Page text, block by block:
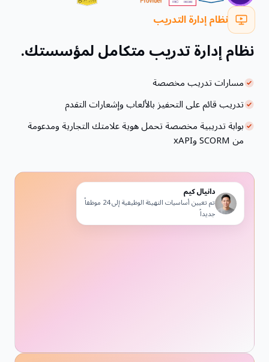
نظام إدارة التدريب
نظام إدارة تدريب متكامل لمؤسستك.
مسارات تدريب مخصصة
تدريب قائم على التحفيز بالألعاب وإشعارات التقدم
بوابة تدريبية مخصصة تحمل هوية علامتك التجارية ومدعومة
من SCORM وxAPI
دانيال كيم
تم تعيين أساسيات التهيئة الوظيفية إلى 24 موظفاً
جديداً